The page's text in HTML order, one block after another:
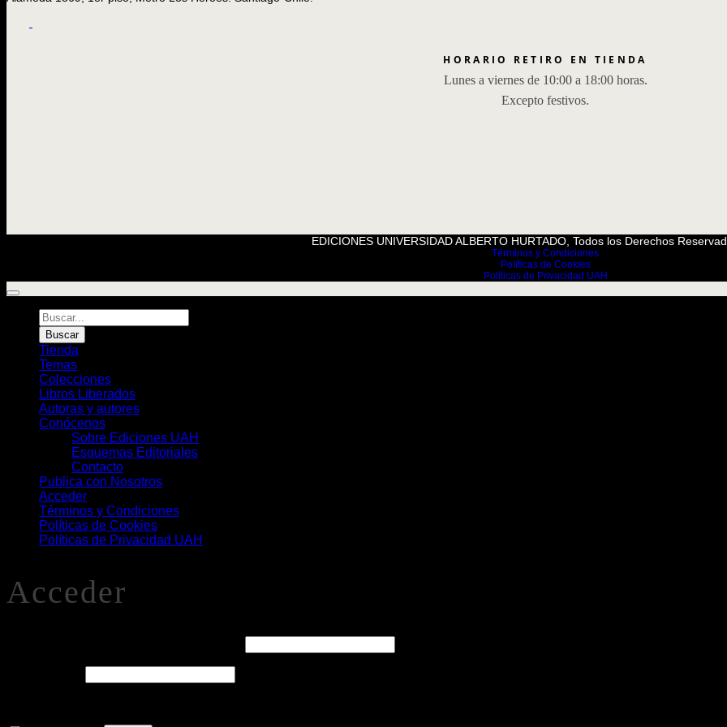
HORARIO RETIRO EN TIENDA
Lunes a viernes de 10:00 a 18:00 horas.
Excepto festivos.
EDICIONES UNIVERSIDAD ALBERTO HURTADO, Todos los Derechos
Términos y Condiciones
Políticas de Cookies
Políticas de Privacidad UAH
Búsqueda
de
Libros
Buscar
Tienda
Temas
Colecciones
Libros Liberados
Autoras y autores
Conócenos
Sobre Ediciones UAH
Esquemas Editoriales
Contacto
Publica con Nosotros
Acceder
Términos y Condiciones
Políticas de Cookies
Políticas de Privacidad UAH
Acceder